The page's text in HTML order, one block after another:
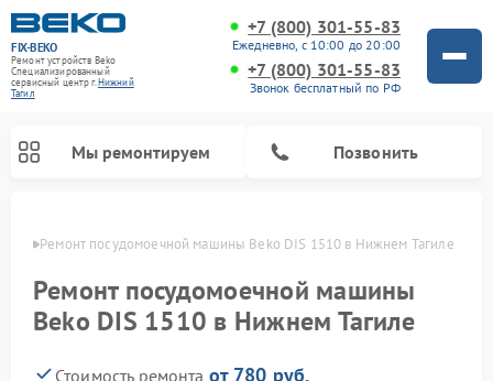
FIX-BEKO
Ремонт устройств Beko
Специализированный
cервисный центр г.Нижний
Тагил
+7 (800) 301-55-83
Ежедневно, с 10:00 до 20:00
+7 (800) 301-55-83
Звонок бесплатный по РФ
Мы ремонтируем Позвонить
Ремонт посудомоечной машины Beko DIS 1510 в Нижнем Тагиле
Ремонт посудомоечной машины
Beko DIS 1510 в Нижнем Тагиле
Стоимость ремонта от 780 руб.